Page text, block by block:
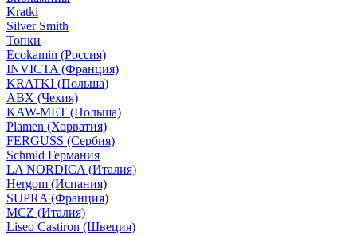
Kratki
Silver Smith
Топки
Ecokamin (Россия)
INVICTA (Франция)
KRATKI (Польша)
ABX (Чехия)
KAW-MET (Польша)
Plamen (Хорватия)
FERGUSS (Сербия)
Schmid Германия
LA NORDICA (Италия)
Hergom (Испания)
SUPRA (Франция)
MCZ (Италия)
Liseo Castiron (Швеция)